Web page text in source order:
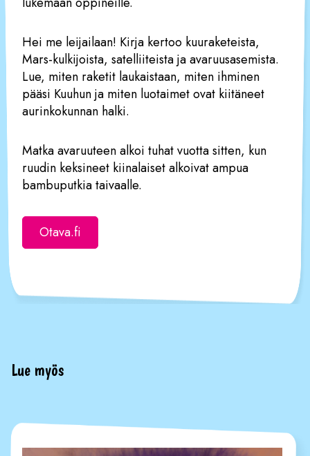
Hei me leijailaan! Kirja kertoo kuuraketeista,
Mars-kulkijoista, satelliiteista ja avaruusasemista.
Lue, miten raketit laukaistaan, miten ihminen
pääsi Kuuhun ja miten luotaimet ovat kiitäneet
aurinkokunnan halki.
Matka avaruuteen alkoi tuhat vuotta sitten, kun
ruudin keksineet kiinalaiset alkoivat ampua
bambuputkia taivaalle.
Otava.fi
Lue myös